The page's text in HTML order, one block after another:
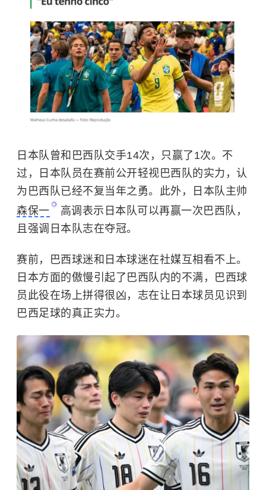
日本队曾和巴西队交手14次，只赢了1次。不
过，日本队员在赛前公开轻视巴西队的实力，认
为巴西队已经不复当年之勇。此外，日本队主帅
森保一
高调表示日本队可以再赢一次巴西队，
且强调日本队志在夺冠。
赛前，巴西球迷和日本球迷在社媒互相看不上。
日本方面的傲慢引起了巴西队内的不满，巴西球
员此役在场上拼得很凶，志在让日本球员见识到
巴西足球的真正实力。